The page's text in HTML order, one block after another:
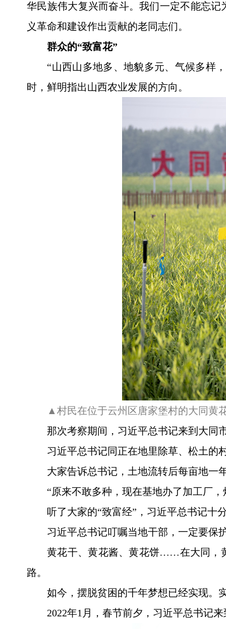
华民族伟大复兴而奋斗。我们一定不能忘
义革命和建设作出贡献的老同志们。
群众的“致富花”
“山西山多地多、地貌多元、气候多样
时，鲜明指出山西农业发展的方向。
▲村民在位于云州区唐家堡村的大同黄
那次考察期间，习近平总书记来到大同
习近平总书记同正在地里除草、松土的
大家告诉总书记，土地流转后每亩地一
“原来不敢多种，现在基地办了加工厂
听了大家的“致富经”，习近平总书记十
习近平总书记叮嘱当地干部，一定要保
黄花干、黄花酱、黄花饼……在大同，
路。
如今，摆脱贫困的千年梦想已经实现。
2022年1月，春节前夕，习近平总书记